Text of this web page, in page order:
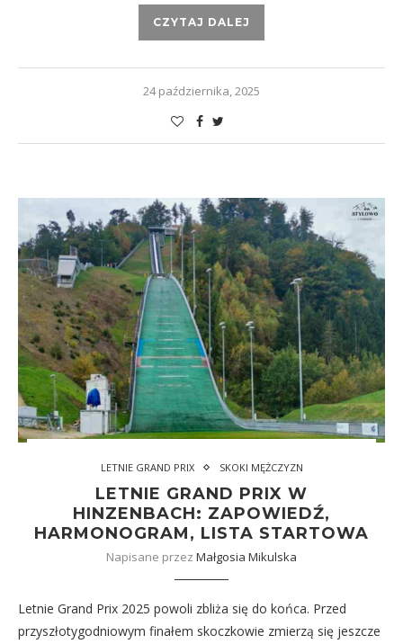
CZYTAJ DALEJ
24 października, 2025
LETNIE GRAND PRIX SKOKI MĘŻCZYZN
LETNIE GRAND PRIX W
HINZENBACH: ZAPOWIEDŹ,
HARMONOGRAM, LISTA STARTOWA
Napisane przez Małgosia Mikulska
Letnie Grand Prix 2025 powoli zbliża się do końca. Przed
przyszłotygodniowym finałem skoczkowie zmierzą się jeszcze